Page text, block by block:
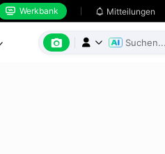
 Werkbank  Mitteilungen
  